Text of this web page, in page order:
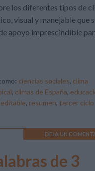
los diferentes tipos de
visual y manejable que
apoyo imprescindible
ciencias sociales, clima
, climas de España,
, resumen, tercer ciclo
DEJA UN
de 3